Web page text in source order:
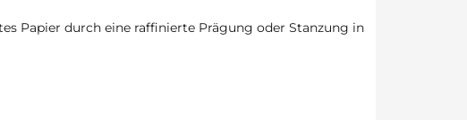
Papier durch eine raffinierte Prägung oder Stanzung in